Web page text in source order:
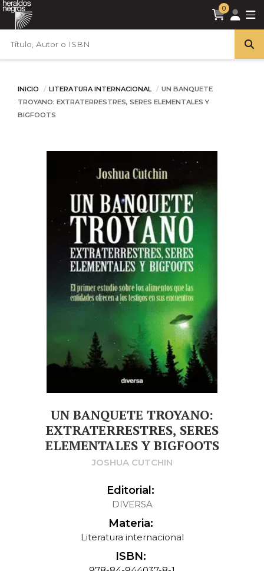
0
INICIO LITERATURA INTERNACIONAL
UN BANQUETE
TROYANO: EXTRATERRESTRES, SERES ELEMENTALES Y
BIGFOOTS
UN BANQUETE TROYANO:
EXTRATERRESTRES, SERES
ELEMENTALES Y BIGFOOTS
JOSHUA CUTCHIN
Editorial:
DIVERSA
Materia:
Literatura internacional
ISBN: